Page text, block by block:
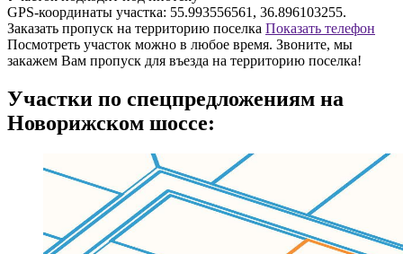
GPS-координаты участка: 55.993556561, 36.896103255.
Заказать пропуск на территорию поселка Показать телефон
Посмотреть участок можно в любое время. Звоните, мы
закажем Вам пропуск для въезда на территорию поселка!
Участки по спецпредложениям на
Новорижском шоссе: